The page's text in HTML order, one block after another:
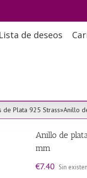
Lista de deseos
de Plata 925 Strass»Anillo
Anillo de
mm
€7.40 Sin